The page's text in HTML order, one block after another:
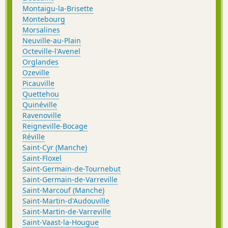
Montaigu-la-Brisette
Montebourg
Morsalines
Neuville-au-Plain
Octeville-l'Avenel
Orglandes
Ozeville
Picauville
Quettehou
Quinéville
Ravenoville
Reigneville-Bocage
Réville
Saint-Cyr (Manche)
Saint-Floxel
Saint-Germain-de-Tournebut
Saint-Germain-de-Varreville
Saint-Marcouf (Manche)
Saint-Martin-d'Audouville
Saint-Martin-de-Varreville
Saint-Vaast-la-Hougue